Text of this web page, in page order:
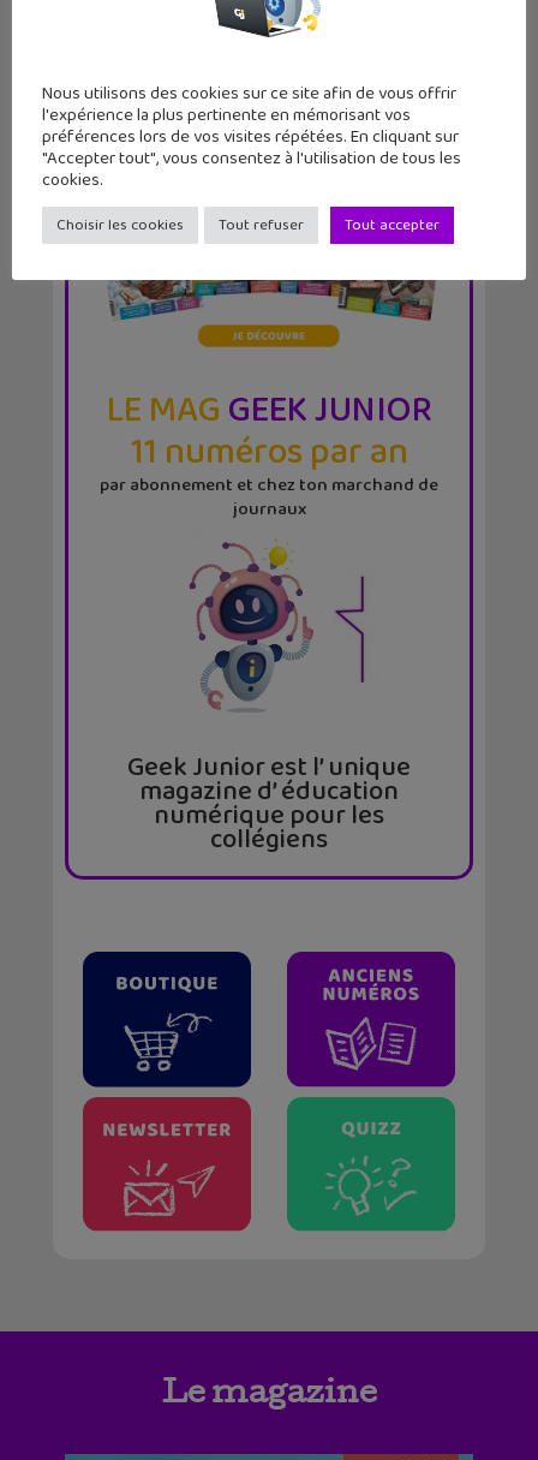
LE MAGGEEK JUNIOR
11 numéros par an
par abonnement et chez ton marchand de
journaux
Geek Junior est l’ unique
magazine d’ éducation
numérique pour les
collégiens
Le magazine
Nous utilisons des cookies sur ce site afin de vous offrir
l'expérience la plus pertinente en mémorisant vos
préférences lors de vos visites répétées. En cliquant sur
"Accepter tout", vous consentez à l'utilisation de tous les
cookies.
Choisir les cookies Tout refuser Tout accepter